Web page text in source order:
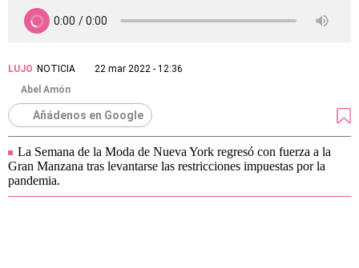
LUJO NOTICIA
22 mar 2022 - 12:36
Abel Amón
Añádenos en Google
La Semana de la Moda de Nueva York regresó con fuerza a la
Gran Manzana tras levantarse las restricciones impuestas por la
pandemia.